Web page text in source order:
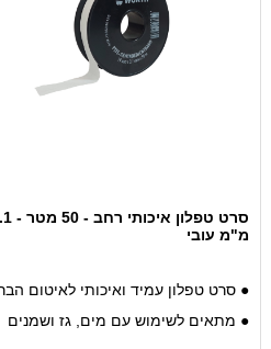
סרט טפלון
מ"מ עובי
● סרט טפלון עמיד ואיכותי לאיטום
● מתאים לשימוש עם מים, גז ושמנים